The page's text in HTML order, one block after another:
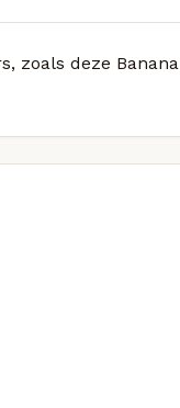
zoals deze Banana